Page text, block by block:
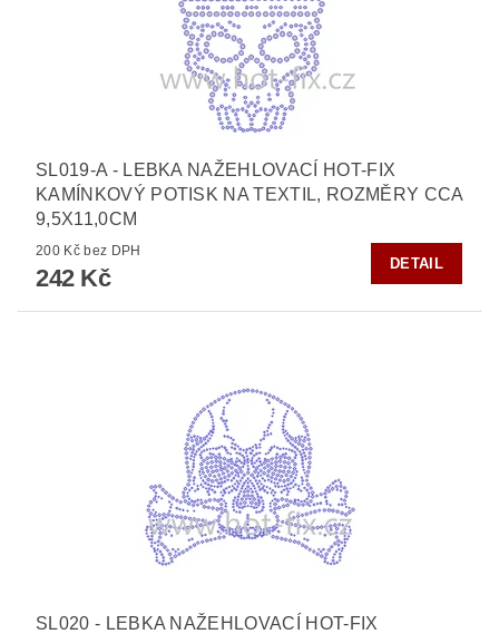
SL019-A - LEBKA NAŽEHLOVACÍ HOT-FIX
KAMÍNKOVÝ POTISK NA TEXTIL, ROZMĚRY CCA
9,5X11,0CM
200 Kč bez DPH
242 Kč
DETAIL
SL020 - LEBKA NAŽEHLOVACÍ HOT-FIX